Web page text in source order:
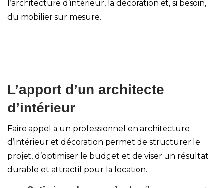
l’architecture d’intérieur, la décoration et, si besoin,
du mobilier sur mesure.
L’apport d’un architecte
d’intérieur
Faire appel à un professionnel en architecture
d’intérieur et décoration permet de structurer le
projet, d’optimiser le budget et de viser un résultat
durable et attractif pour la location.